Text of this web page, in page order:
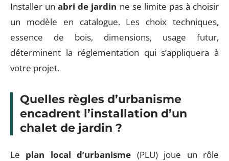
Installer unabri de jardin ne se limite pas à choisir
un modèle en catalogue. Les choix techniques,
essence de bois, dimensions, usage futur,
déterminent la réglementation qui s’appliquera à
votre projet.
Quelles règles d’urbanisme
encadrent l’installation d’un
chalet de jardin ?
Le plan local d’urbanisme (PLU) joue un rôle